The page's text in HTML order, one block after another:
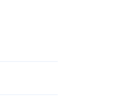
výšin a